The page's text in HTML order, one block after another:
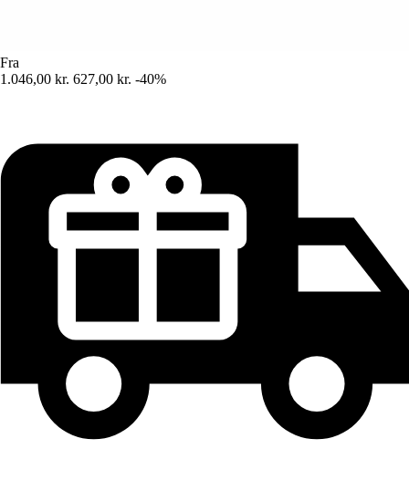
Fra
1.046,00 kr. 627,00 kr. -40%